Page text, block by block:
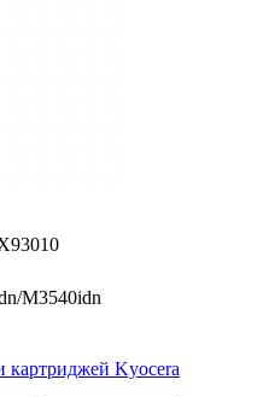
M3540idn
картриджей Kyocera